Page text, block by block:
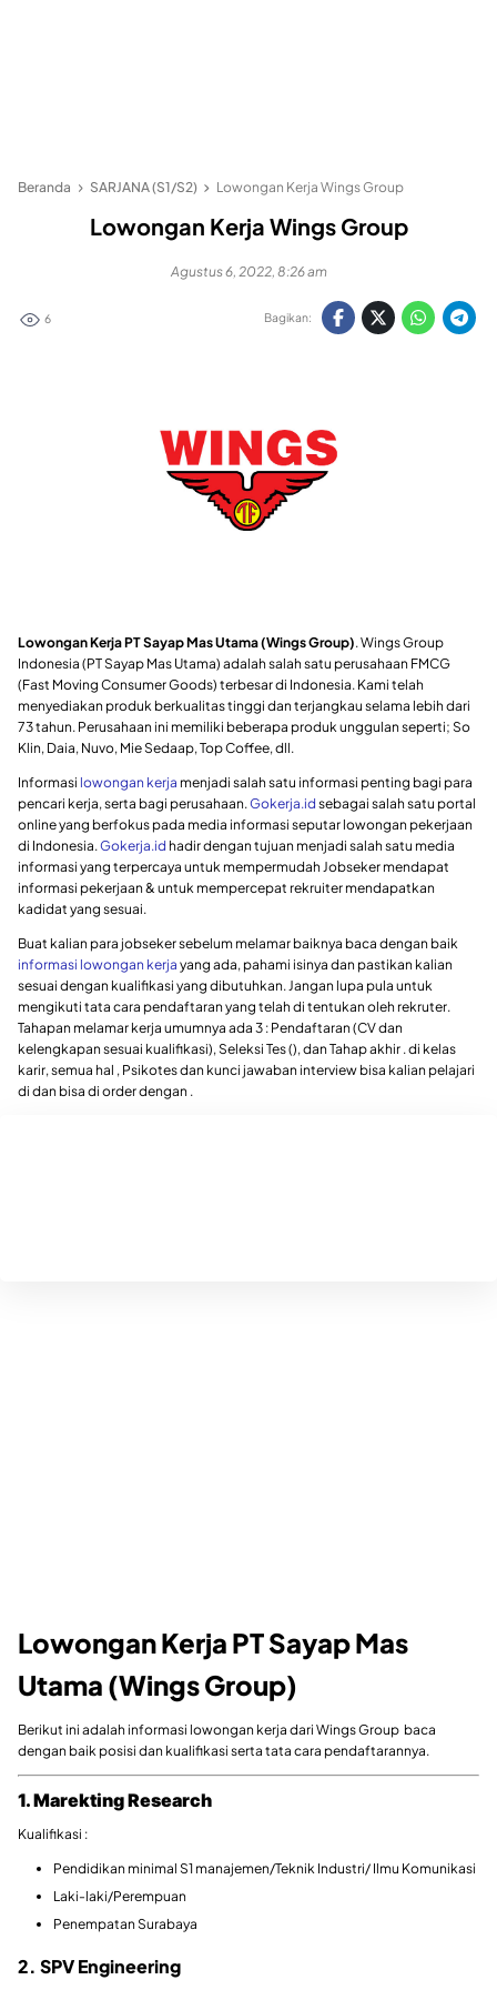
Beranda SARJANA (S1/S2) Lowongan Kerja Wings Group
Lowongan Kerja Wings Group
Agustus 6, 2022, 8:26 am
6 Bagikan:
Lowongan Kerja PT Sayap Mas Utama (Wings Group). Wings Group
Indonesia (PT Sayap Mas Utama) adalah salah satu perusahaan FMCG
(Fast Moving Consumer Goods) terbesar di Indonesia. Kami telah
menyediakan produk berkualitas tinggi dan terjangkau selama lebih dari
73 tahun. Perusahaan ini memiliki beberapa produk unggulan seperti; So
Klin, Daia, Nuvo, Mie Sedaap, Top Coffee, dll.
Informasi lowongan kerja menjadi salah satu informasi penting bagi para
pencari kerja, serta bagi perusahaan. Gokerja.id sebagai salah satu portal
online yang berfokus pada media informasi seputar lowongan pekerjaan
di Indonesia. Gokerja.id hadir dengan tujuan menjadi salah satu media
informasi yang terpercaya untuk mempermudah Jobseker mendapat
informasi pekerjaan & untuk mempercepat rekruiter mendapatkan
kadidat yang sesuai.
Buat kalian para jobseker sebelum melamar baiknya baca dengan baik
informasi lowongan kerja yang ada, pahami isinya dan pastikan kalian
sesuai dengan kualifikasi yang dibutuhkan. Jangan lupa pula untuk
mengikuti tata cara pendaftaran yang telah di tentukan oleh rekruter.
Tahapan melamar kerja umumnya ada 3 : Pendaftaran (CV dan
kelengkapan sesuai kualifikasi), Seleksi Tes (), dan Tahap akhir . di kelas
karir, semua hal , Psikotes dan kunci jawaban interview bisa kalian pelajari
di dan bisa di order dengan .
Lowongan Kerja PT Sayap Mas
Utama (Wings Group)
Berikut ini adalah informasi lowongan kerja dari Wings Group baca
dengan baik posisi dan kualifikasi serta tata cara pendaftarannya.
1. Marekting Research
Kualifikasi :
Pendidikan minimal S1 manajemen/Teknik Industri/ Ilmu Komunikasi
Laki-laki/Perempuan
Penempatan Surabaya
2. SPV Engineering